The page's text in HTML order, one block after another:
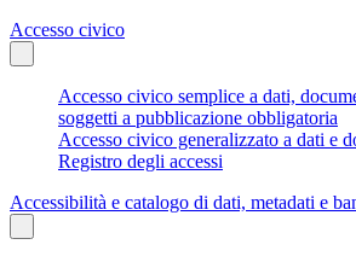
Accesso civico
Accesso civico semplice a dati,
soggetti a pubblicazione obbligatoria
Accesso civico generalizzato a dati e
Registro degli accessi
Accessibilità e catalogo di dati, metadati e